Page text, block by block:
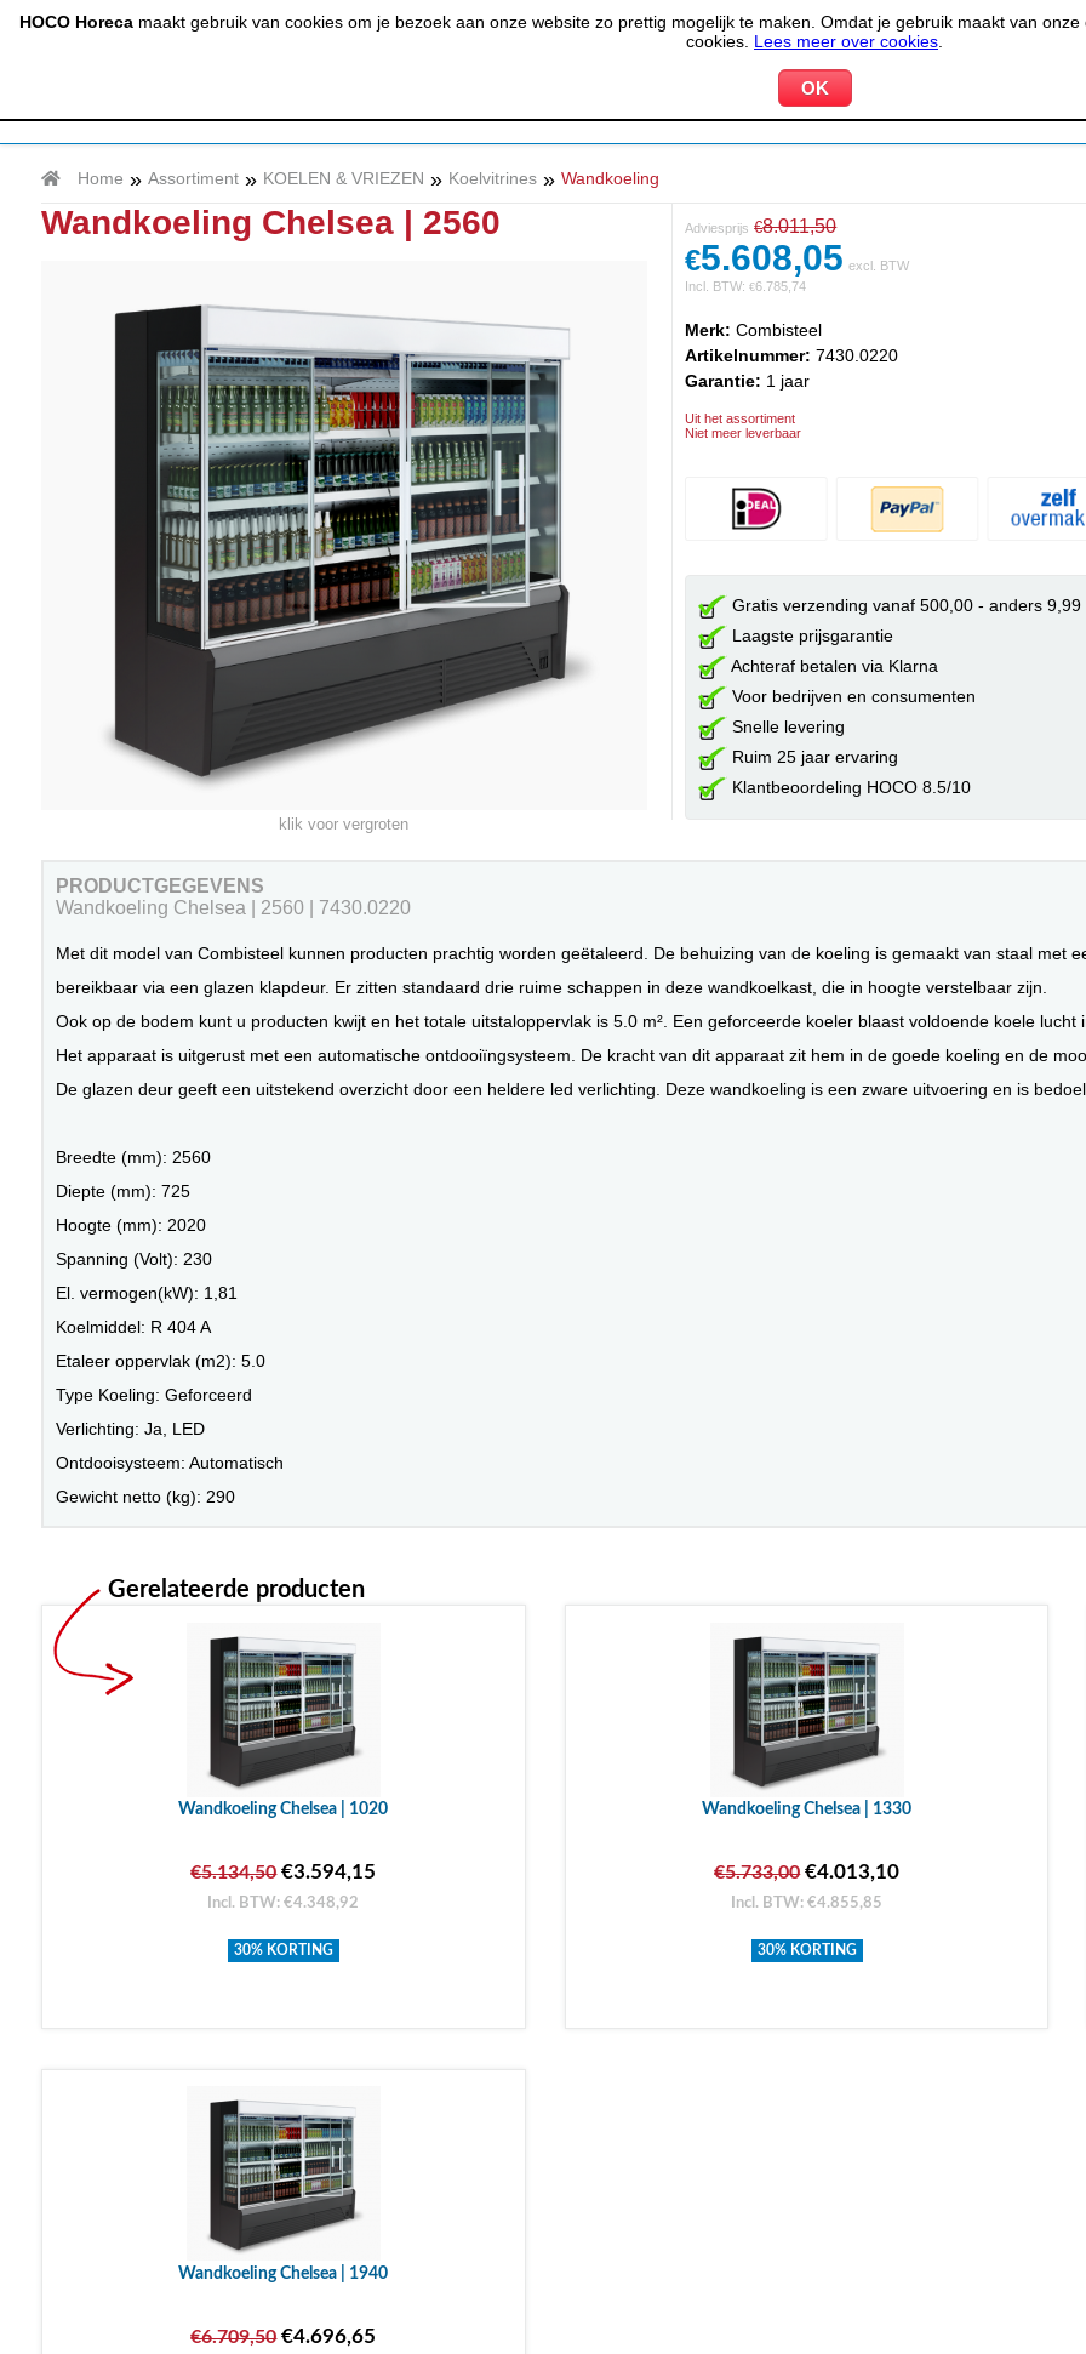
HOCO Horecamaakt gebruik van cookies om je bezoek aan onze website zo prettig mogelijk te maken. Omdat je gebruik maakt van
cookies. Lees meer over cookies
(020) 497 6325 info@hocohoreca.nl
KOELEN &
Home » Assortiment » KOELEN & VRIEZEN » Koelvitrines » Wandkoeling
Wandkoeling Chelsea | 2560
klik voor vergroten
Adviesprijs €8.011,50
€5.608,05 excl. BTW
Incl. BTW:€6.785,74
Merk: Combisteel
Artikelnummer: 7430.0220
Garantie: 1 jaar
Uit het assortiment
Niet meer leverbaar
Gratis verzending vanaf 500,00 - anders 9,99
Laagste prijsgarantie
Achteraf betalen via Klarna
Voor bedrijven en consumenten
Snelle levering
Ruim 25 jaar ervaring
Klantbeoordeling HOCO 8.5/10
PRODUCTGEGEVENS
Wandkoeling Chelsea | 2560 | 7430.0220
Met dit model van Combisteel kunnen producten prachtig worden geëtaleerd. De behuizing van de koeling is gemaakt van staal met
bereikbaar via een glazen klapdeur. Er zitten standaard drie ruime schappen in deze wandkoelkast, die in hoogte verstelbaar zijn.
Ook op de bodem kunt u producten kwijt en het totale uitstaloppervlak is 5.0 m². Een geforceerde koeler blaast voldoende koele
Het apparaat is uitgerust met een automatische ontdooiïngsysteem. De kracht van dit apparaat zit hem in de goede koeling en de
De glazen deur geeft een uitstekend overzicht door een heldere led verlichting. Deze wandkoeling is een zware uitvoering en is
Breedte (mm): 2560
Diepte (mm): 725
Hoogte (mm): 2020
Spanning (Volt): 230
El. vermogen(kW): 1,81
Koelmiddel: R 404 A
Etaleer oppervlak (m2): 5.0
Type Koeling: Geforceerd
Verlichting: Ja, LED
Ontdooisysteem: Automatisch
Gewicht netto (kg): 290
Gerelateerde producten
Wandkoeling Chelsea | 1020
€5.134,50€3.594,15
Incl. BTW: €4.348,92
30% KORTING
Wandkoeling Chelsea | 1330
€5.733,00€4.013,10
Incl. BTW: €4.855,85
30% KORTING
Wandkoeling Chelsea | 1940
€6.709,50€4.696,65